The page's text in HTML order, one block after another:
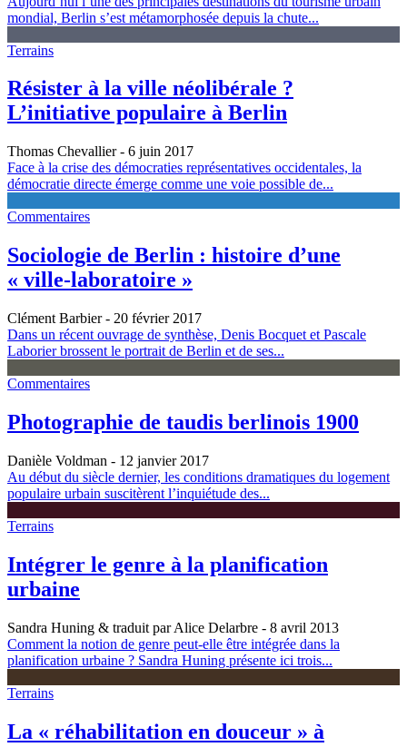
mondial, Berlin s’est métamorphosée depuis la chute...
Terrains
Résister à la ville néolibérale ?
L’initiative populaire à Berlin
Thomas Chevallier- 6 juin 2017
Face à la crise des démocraties représentatives occidentales, la
démocratie directe émerge comme une voie possible de...
Commentaires
Sociologie de Berlin : histoire d’une
« ville-laboratoire »
Clément Barbier- 20 février 2017
Dans un récent ouvrage de synthèse, Denis Bocquet et Pascale
Laborier brossent le portrait de Berlin et de ses...
Commentaires
Photographie de taudis berlinois 1900
Danièle Voldman - 12 janvier 2017
Au début du siècle dernier, les conditions dramatiques du logement
populaire urbain suscitèrent l’inquiétude des...
Terrains
Intégrer le genre à la planification
urbaine
Sandra Huning & traduit par Alice Delarbre - 8 avril 2013
Comment la notion de genre peut-elle être intégrée dans la
planification urbaine ? Sandra Huning présente ici trois...
Terrains
La « réhabilitation en douceur » à